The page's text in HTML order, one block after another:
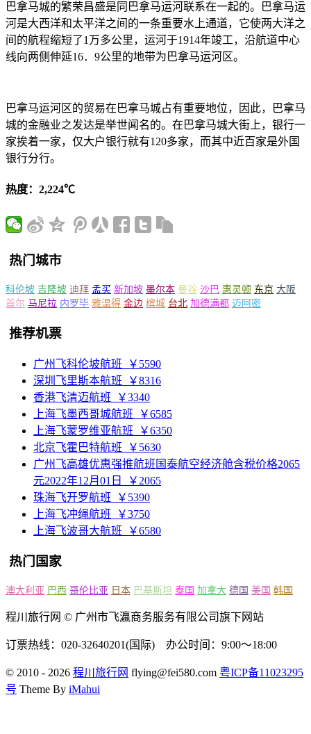
巴拿马城的繁荣昌盛是同巴拿马运河联系在一起的。巴拿马运
河是大西洋和太平洋之间的一条重要水上通道，它使两大洋之
间的航程缩短了1万多公里，运河于1914年竣工，沿航道中心
线向两侧伸延16．9公里的地带为巴拿马运河区。
巴拿马运河区的贸易在巴拿马城占有重要地位，因此，巴拿马
城的金融业之发达是举世闻名的。在巴拿马城大街上，银行一
家挨着一家，仅大户银行就有120多家，而其中近百家是外国
银行分行。
热度：2,224℃
热门城市
科伦坡 吉隆坡 迪拜 孟买 新加坡 墨尔本 曼谷 沙巴 惠灵顿 东京 大阪
首尔 马尼拉 内罗毕 雅温得 金边 槟城 台北 加德满都 迈阿密
推荐机票
广州飞科伦坡航班
￥5590
深圳飞里斯本航班
￥8316
香港飞清迈航班
￥3340
上海飞墨西哥城航班
￥6585
上海飞蒙罗维亚航班
￥6350
北京飞霍巴特航班
￥5630
广州飞高雄优惠强推航班国泰航空经济舱含税价格2065
元2022年12月01日
￥2065
珠海飞开罗航班
￥5390
上海飞冲绳航班
￥3750
上海飞波哥大航班
￥6580
热门国家
澳大利亚 巴西 哥伦比亚 日本 巴基斯坦 泰国 加拿大 德国 美国 韩国
程川旅行网 © 广州市飞瀛商务服务有限公司旗下网站
订票热线：020-32640201(国际) 办公时间：9:00～18:00
© 2010 - 2026 程川旅行网 flying@fei580.com 粤ICP备11023295
号 Theme By iMahui